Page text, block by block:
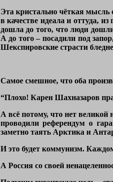
Эта кристально чёткая мысль
в качестве идеала и оттуда,
дошла до того, что люди
А до того – посадили под
Шекспировские страсти
Самое смешное, что оба
“Плохо! Карен Шахназаров
А всё потому, что нет
проводили референдум о
заметно таять Арктика и
И это будет коммунизм.
А Россия со своей